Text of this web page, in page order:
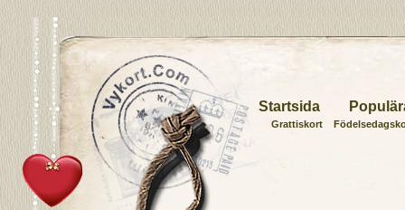
Startsida
Grattiskort